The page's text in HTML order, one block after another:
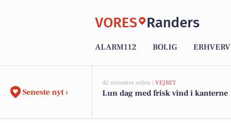
VORES Randers
ALARM112 BOLIG ERHVERV
Seneste nyt ›
42 minutter siden | VEJRET
Lun dag med frisk vind i kanterne